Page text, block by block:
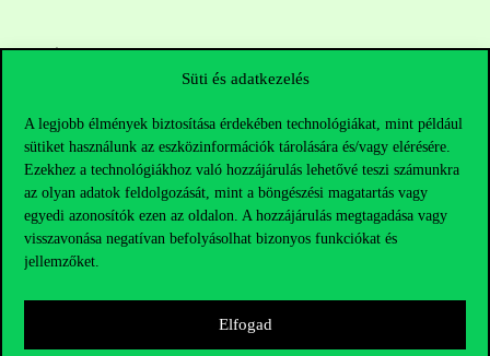
Süti és adatkezelés
A legjobb élmények biztosítása érdekében technológiákat, mint például
sütiket használunk az eszközinformációk tárolására és/vagy elérésére.
Ezekhez a technológiákhoz való hozzájárulás lehetővé teszi számunkra
az olyan adatok feldolgozását, mint a böngészési magatartás vagy
egyedi azonosítók ezen az oldalon. A hozzájárulás megtagadása vagy
visszavonása negatívan befolyásolhat bizonyos funkciókat és
jellemzőket.
Elfogad
Elérhetőségek
Telefonszám: